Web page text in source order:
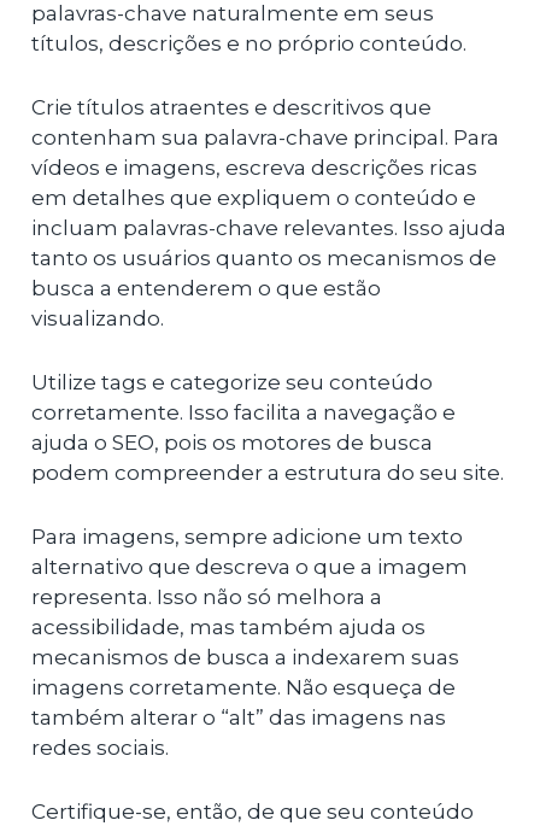
palavras-chave naturalmente em seus
títulos, descrições e no próprio conteúdo.
Crie títulos atraentes e descritivos que
contenham sua palavra-chave principal. Para
vídeos e imagens, escreva descrições ricas
em detalhes que expliquem o conteúdo e
incluam palavras-chave relevantes. Isso ajuda
tanto os usuários quanto os mecanismos de
busca a entenderem o que estão
visualizando.
Utilize tags e categorize seu conteúdo
corretamente. Isso facilita a navegação e
ajuda o SEO, pois os motores de busca
podem compreender a estrutura do seu site.
Para imagens, sempre adicione um texto
alternativo que descreva o que a imagem
representa. Isso não só melhora a
acessibilidade, mas também ajuda os
mecanismos de busca a indexarem suas
imagens corretamente. Não esqueça de
também alterar o “alt” das imagens nas
redes sociais.
Certifique-se, então, de que seu conteúdo